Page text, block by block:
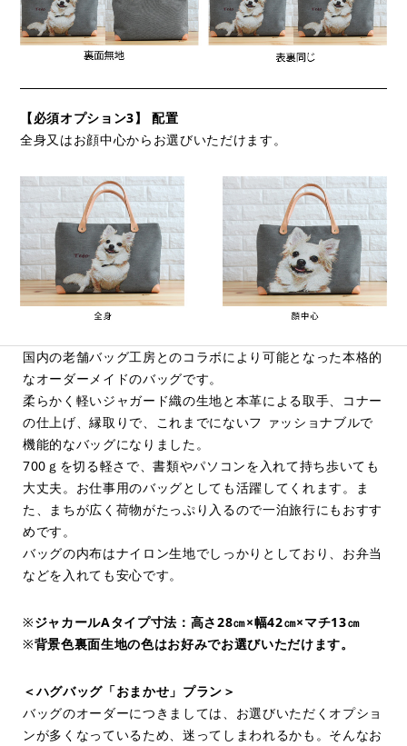
国内の老舗バッグ工房とのコラボにより可能となった本格的
なオーダーメイドのバッグです。
柔らかく軽いジャガード織の生地と本革による取手、コナー
の仕上げ、縁取りで、これまでにないフ ァッショナブルで
機能的なバッグになりました。
700ｇを切る軽さで、書類やパソコンを入れて持ち歩いても
大丈夫。お仕事用のバッグとしても活躍してくれます。ま
た、まちが広く荷物がたっぷり入るので一泊旅行にもおすす
めです。
バッグの内布はナイロン生地でしっかりとしており、お弁当
などを入れても安心です。
※ジャカールAタイプ寸法：高さ28㎝×幅42㎝×マチ13㎝
※背景色裏面生地の色はお好みでお選びいただけます。
＜ハグバッグ「おまかせ」プラン＞
バッグのオーダーにつきましては、お選びいただくオプショ
ンが多くなっているため、迷ってしまわれるかも。そんなお
【必須オプション3】 配置
全身又はお顔中心からお選びいただけます。